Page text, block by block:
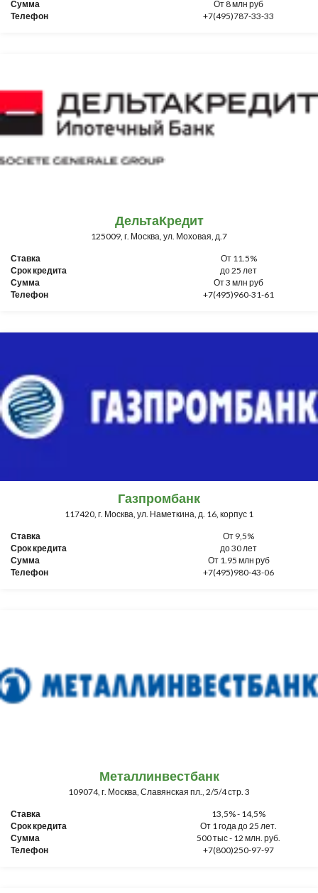
Сумма
От 8 млн руб
Телефон
+7(495)787-33-33
ДельтаКредит
125009, г. Москва, ул. Моховая, д.7
Ставка
От 11.5%
Срок кредита
до 25 лет
Сумма
От 3 млн руб
Телефон
+7(495)960-31-61
Газпромбанк
117420, г. Москва, ул. Наметкина, д. 16, корпус 1
Ставка
От 9,5%
Срок кредита
до 30 лет
Сумма
От 1.95 млн руб
Телефон
+7(495)980-43-06
Металлинвестбанк
109074, г. Москва, Славянская пл., 2/5/4 стр. 3
Ставка
13,5% - 14,5%
Срок кредита
От 1 года до 25 лет.
Сумма
500 тыс - 12 млн. руб.
Телефон
+7(800)250-97-97